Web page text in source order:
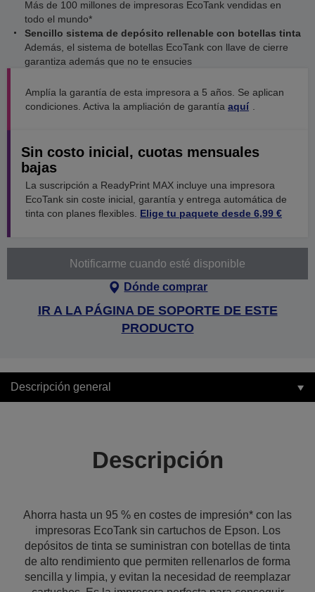
Más de 100 millones de impresoras EcoTank vendidas en
todo el mundo*
Sencillo sistema de depósito rellenable con botellas tinta
Además, el sistema de botellas EcoTank con llave de cierre
garantiza además que no te ensucies
Amplía la garantía de esta impresora a 5 años. Se aplican
condiciones. Activa la ampliación de garantía aquí
Sin costo inicial, cuotas mensuales
bajas
La suscripción a ReadyPrint MAX incluye una impresora
EcoTank sin coste inicial, garantía y entrega automática de
tinta con planes flexibles. Elige tu paquete desde 6,99 €
Notificarme cuando esté disponible
Dónde comprar
IR A LA PÁGINA DE SOPORTE DE ESTE
PRODUCTO
Descripción general
Descripción
Ahorra hasta un 95 % en costes de impresión* con las
impresoras EcoTank sin cartuchos de Epson. Los
depósitos de tinta se suministran con botellas de tinta
de alto rendimiento que permiten rellenarlos de forma
sencilla y limpia, y evitan la necesidad de reemplazar